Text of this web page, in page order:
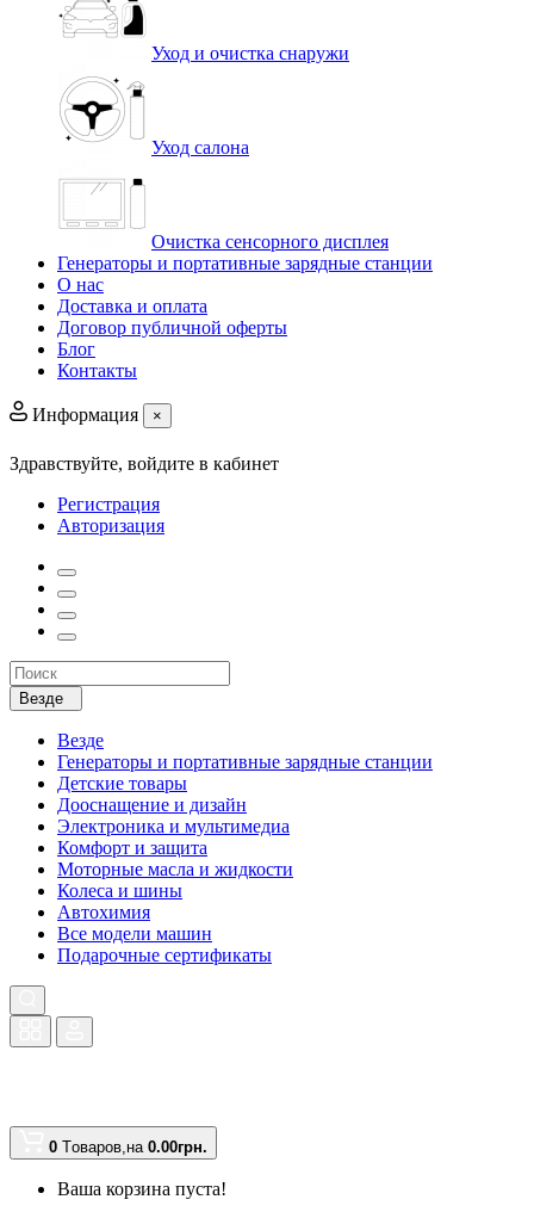
Уход и очистка снаружи
Уход салона
Очистка сенсорного дисплея
Генераторы и портативные зарядные станции
О нас
Доставка и оплата
Договор публичной оферты
Блог
Контакты
Информация ×
Здравствуйте, войдите в кабинет
Регистрация
Авторизация
Везде
Везде
Генераторы и портативные зарядные станции
Детские товары
Дооснащение и дизайн
Электроника и мультимедиа
Комфорт и защита
Моторные масла и жидкости
Колеса и шины
Автохимия
Все модели машин
Подарочные сертификаты
0 Tоваров,на 0.00грн.
Ваша корзина пуста!